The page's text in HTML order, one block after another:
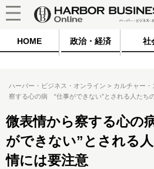
HOME 政治・経済 社
ハーバー・ビジネス・オンライン カルチャー・
察する心の病 “仕事ができない”とされる人たち
微表情から察する心の
ができない”とされる
情には要注意